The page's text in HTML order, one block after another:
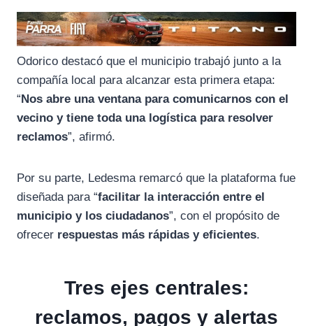
Odorico destacó que el municipio trabajó junto a la
compañía local para alcanzar esta primera etapa:
“Nos abre una ventana para comunicarnos con el
vecino y tiene toda una logística para resolver
reclamos”, afirmó.
Por su parte, Ledesma remarcó que la plataforma fue
diseñada para “facilitar la interacción entre el
municipio y los ciudadanos”, con el propósito de
ofrecer respuestas más rápidas y eficientes.
Tres ejes centrales:
reclamos, pagos y alertas